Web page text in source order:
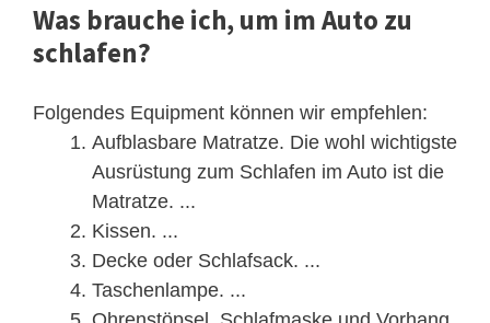
Was brauche ich, um im Auto zu
schlafen?
Folgendes Equipment können wir empfehlen:
Aufblasbare Matratze. Die wohl wichtigste
Ausrüstung zum Schlafen im Auto ist die
Matratze. ...
Kissen. ...
Decke oder Schlafsack. ...
Taschenlampe. ...